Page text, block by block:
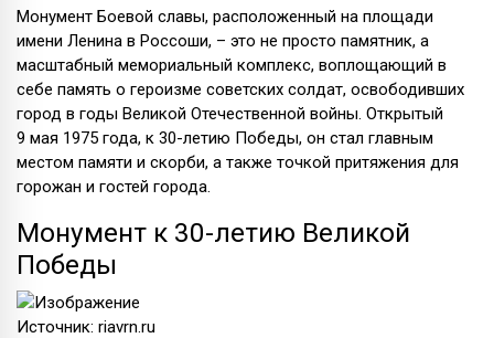
Монумент Боевой славы, расположенный на площади
имени Ленина в Россоши, – это не просто памятник, а
масштабный мемориальный комплекс, воплощающий в
себе память о героизме советских солдат, освободивших
город в годы Великой Отечественной войны. Открытый
9 мая 1975 года, к 30-летию Победы, он стал главным
местом памяти и скорби, а также точкой притяжения для
горожан и гостей города.
Монумент к 30-летию Великой
Победы
Источник: riavrn.ru